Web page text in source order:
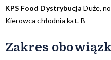
KPS Food DystrybucjaDuże,
Kierowca chłodnia kat. B
Zakres